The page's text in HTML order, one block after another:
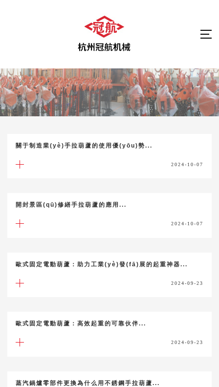
關于制造業(yè)手拉葫蘆的使用優(yōu)勢...
2024-10-07
開封景區(qū)修繕手拉葫蘆的應用...
2024-10-07
歐式固定電動葫蘆：助力工業(yè)發(fā)展的起重神器...
2024-09-23
歐式固定電動葫蘆：高效起重的可靠伙伴...
2024-09-23
蒸汽鍋爐零部件更換為什么用不銹鋼手拉葫蘆...